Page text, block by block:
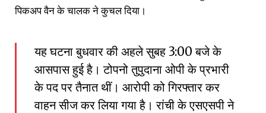
पिकअप वैन के चालक ने कुचल दिया।
यह घटना बुधवार की अहले सुबह 3:00 बजे के
आसपास हुई है। टोपनो तुपुदाना ओपी के प्रभारी
के पद पर तैनात थीं। आरोपी को गिरफ्तार कर
वाहन सीज कर लिया गया है। रांची के एसएसपी ने